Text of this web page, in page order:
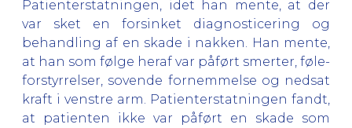
Patienterstatningen, idet han mente, at der
var sket en forsinket diagnosticering og
behandling af en skade i nakken. Han mente,
at han som følge heraf var påført smerter, føle-
forstyrrelser, sovende fornemmelse og nedsat
kraft i venstre arm. Patienterstatningen fandt,
at patienten ikke var påført en skade som